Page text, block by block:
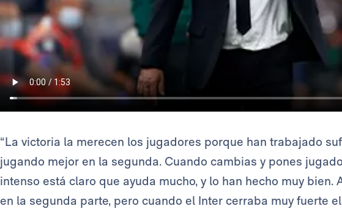
“La victoria la merecen los jugadores porque han trabajado
jugando mejor en la segunda. Cuando cambias y pones
intenso está claro que ayuda mucho, y lo han hecho muy bien.
en la segunda parte, pero cuando el Inter cerraba muy fuerte